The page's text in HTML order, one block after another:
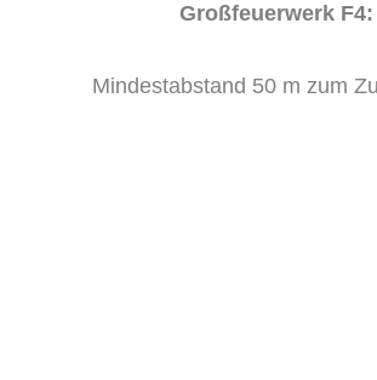
Großfeuerwerk F4:
Mindestabstand 50 m zum